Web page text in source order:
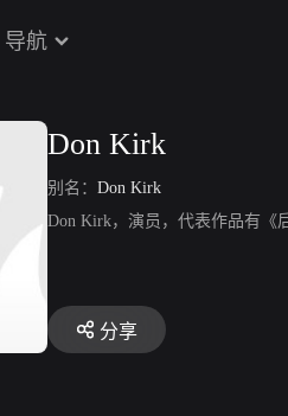
导航
Don Kirk
别名： Don Kirk
Don Kirk，演员，代表作品有《
分享